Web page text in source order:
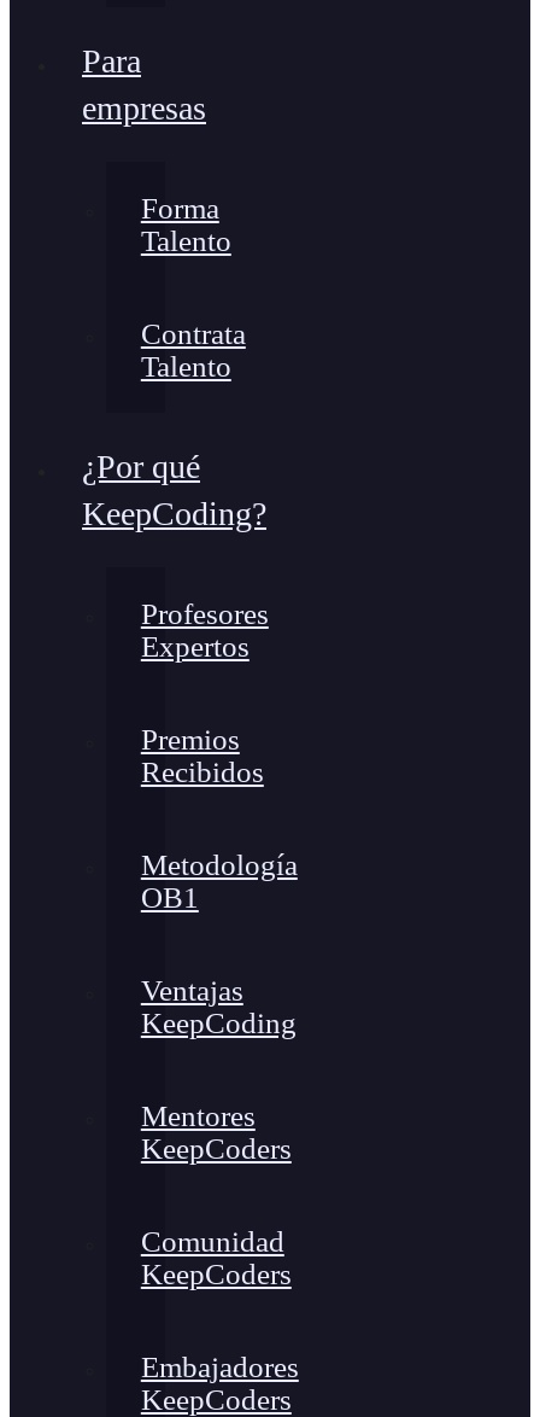
Para
empresas
Forma
Talento
Contrata
Talento
¿Por qué
KeepCoding?
Profesores
Expertos
Premios
Recibidos
Metodología
OB1
Ventajas
KeepCoding
Mentores
KeepCoders
Comunidad
KeepCoders
Embajadores
KeepCoders